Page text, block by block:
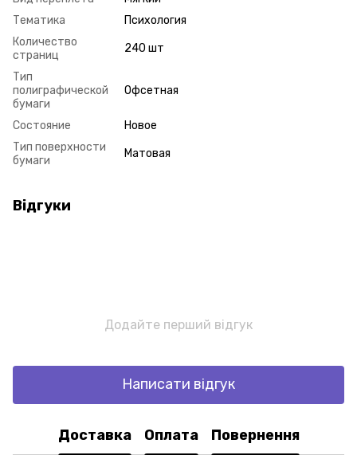
Тематика
Психология
Количество
страниц
240 шт
Тип
полиграфической
бумаги
Офсетная
Состояние
Новое
Тип поверхности
бумаги
Матовая
Відгуки
Додайте перший відгук
Написати відгук
Доставка Оплата Повернення